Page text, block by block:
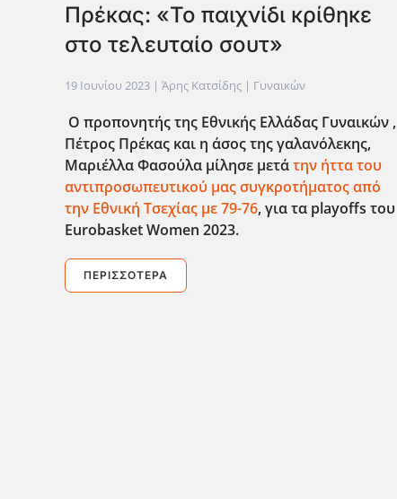
Πρέκας: «Το παιχνίδι κρίθηκε
στο τελευταίο σουτ»
19 Ιουνίου 2023 | Άρης Κατσίδης | Γυναικών
Ο προπονητής της Εθνικής Ελλάδας Γυναικών ,
Πέτρος Πρέκας και η άσος της γαλανόλεκης,
Μαριέλλα Φασούλα μίλησε μετάτην ήττα του
αντιπροσωπευτικού μας συγκροτήματος από
την Εθνική Τσεχίας με 79-76, για τα playoffs του
Eurobasket Women 2023.
ΠΕΡΙΣΣΌΤΕΡΑ